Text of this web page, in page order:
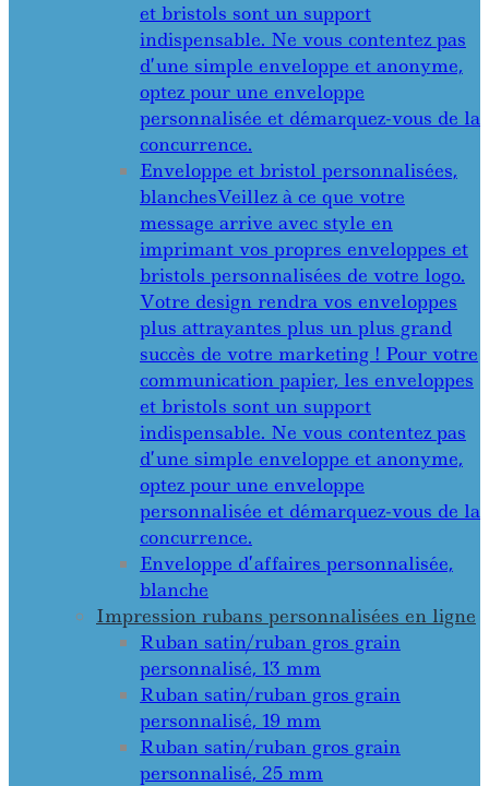
et bristols sont un support
indispensable. Ne vous contentez pas
d’une simple enveloppe et anonyme,
optez pour une enveloppe
personnalisée et démarquez-vous de la
concurrence.
Enveloppe et bristol personnalisées,
blanchesVeillez à ce que votre
message arrive avec style en
imprimant vos propres enveloppes et
bristols personnalisées de votre logo.
Votre design rendra vos enveloppes
plus attrayantes plus un plus grand
succès de votre marketing ! Pour votre
communication papier, les enveloppes
et bristols sont un support
indispensable. Ne vous contentez pas
d’une simple enveloppe et anonyme,
optez pour une enveloppe
personnalisée et démarquez-vous de la
concurrence.
Enveloppe d’affaires personnalisée,
blanche
Impression rubans personnalisées en ligne
Ruban satin/ruban gros grain
personnalisé, 13 mm
Ruban satin/ruban gros grain
personnalisé, 19 mm
Ruban satin/ruban gros grain
personnalisé, 25 mm